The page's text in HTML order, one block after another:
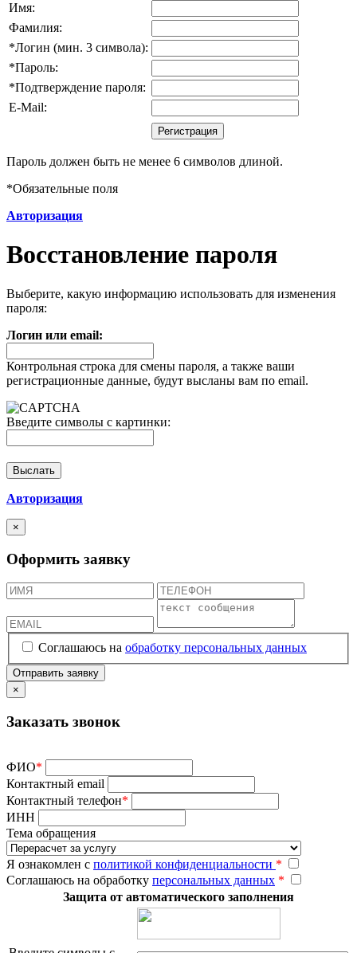
Имя:
Фамилия:
*Логин (мин. 3 символа):
*Пароль:
*Подтверждение пароля:
E-Mail:
Пароль должен быть не менее 6 символов длиной.
*Обязательные поля
Авторизация
Восстановление пароля
Выберите, какую информацию использовать для изменения
пароля:
Логин или email:
Контрольная строка для смены пароля, а также ваши
регистрационные данные, будут высланы вам по email.
Введите символы с картинки:
Авторизация
×
Оформить заявку
Соглашаюсь на обработку персональных данных
×
Заказать звонок
ФИО*
Контактный email
Контактный телефон*
ИНН
Тема обращения
Я ознакомлен с политикой конфиденциальности *
Соглашаюсь на обработку персональных данных *
Защита от автоматического заполнения